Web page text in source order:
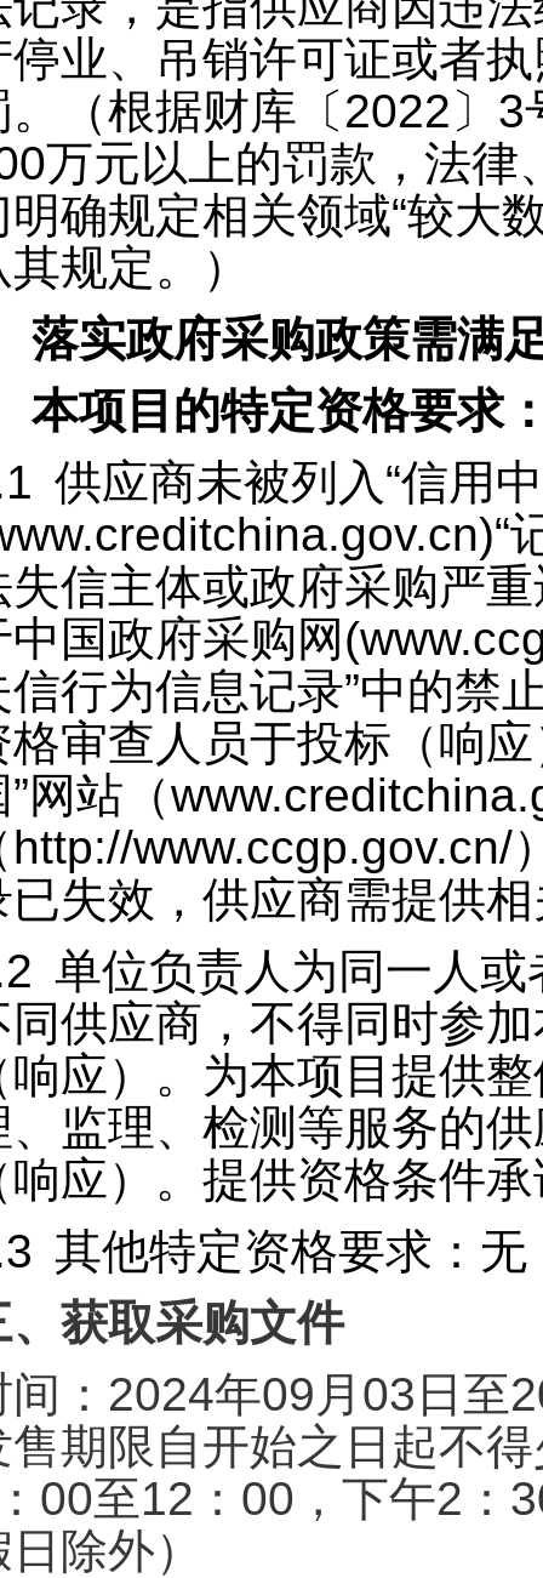
停业、吊销许可证或者
。（根据财库〔2022〕3
万元以上的罚款，法律
明确规定相关领域“较大
规定。）
落实政府采购政策需满
本项目的特定资格要求
供应商未被列入“信用
失信主体或政府采购严
中国政府采购网
信行为信息记录”中的禁
格审查人员于投标（响
”网站（
http://www.ccgp.gov.cn/
已失效，供应商需提供
单位负责人为同一人
同供应商，不得同时参
响应）。为本项目提供
、监理、检测等服务的
应）。 提供资格条件
其他特定资格要求：无
、获取采购文件
间：2024年09月03日至
售期限自开始之日起不
00至12：00，下午2：
除外）